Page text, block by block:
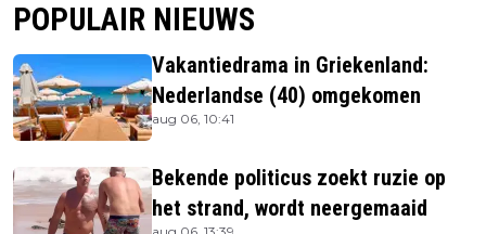
POPULAIR NIEUWS
Vakantiedrama in Griekenland:
Nederlandse (40) omgekomen
aug 06, 10:41
Bekende politicus zoekt ruzie op
het strand, wordt neergemaaid